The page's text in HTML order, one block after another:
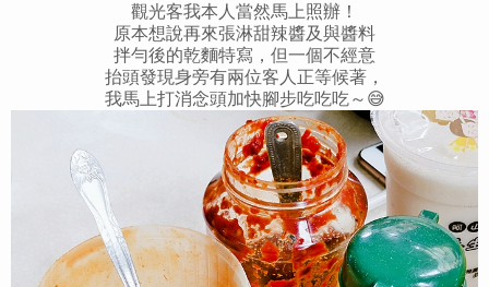
觀光客我本人當然馬上照辦！
原本想說再來張淋甜辣醬及與醬料
拌勻後的乾麵特寫，但一個不經意
抬頭發現身旁有兩位客人正等候著，
我馬上打消念頭加快腳步吃吃吃～😅